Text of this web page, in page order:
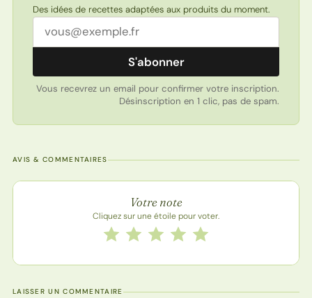
Des idées de recettes adaptées aux produits du moment.
Adresse email
S'abonner
Vous recevrez un email pour confirmer votre inscription.
Désinscription en 1 clic, pas de spam.
AVIS & COMMENTAIRES
Note de la recette
Votre note
Cliquez sur une étoile pour voter.
Notez cette recette de 1 à 5 étoiles
5 étoiles
4 étoiles
3 étoiles
2 étoiles
1 étoile
LAISSER UN COMMENTAIRE